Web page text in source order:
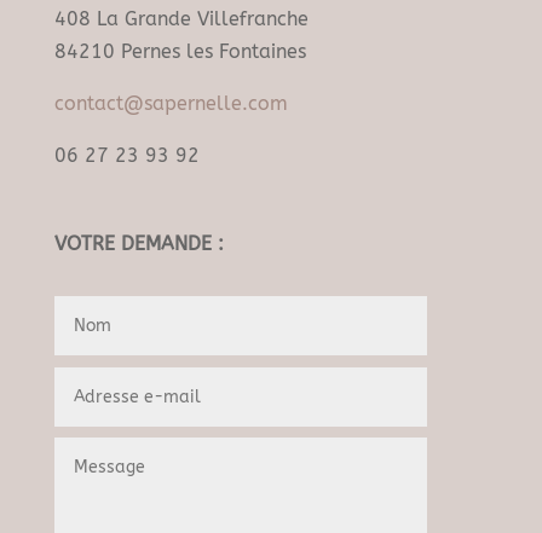
408 La Grande Villefranche
84210 Pernes les Fontaines
contact@sapernelle.com
06 27 23 93 92
VOTRE DEMANDE :